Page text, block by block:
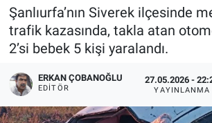
Şanlıurfa’nın Siverek ilçesinde
trafik kazasında, takla atan
2’si bebek 5 kişi yaralandı.
ERKAN ÇOBANOĞLU
EDITÖR
27.05.2026 -
YAYINLANMA
Tüm Manşetler
Son Dakika Haberleri